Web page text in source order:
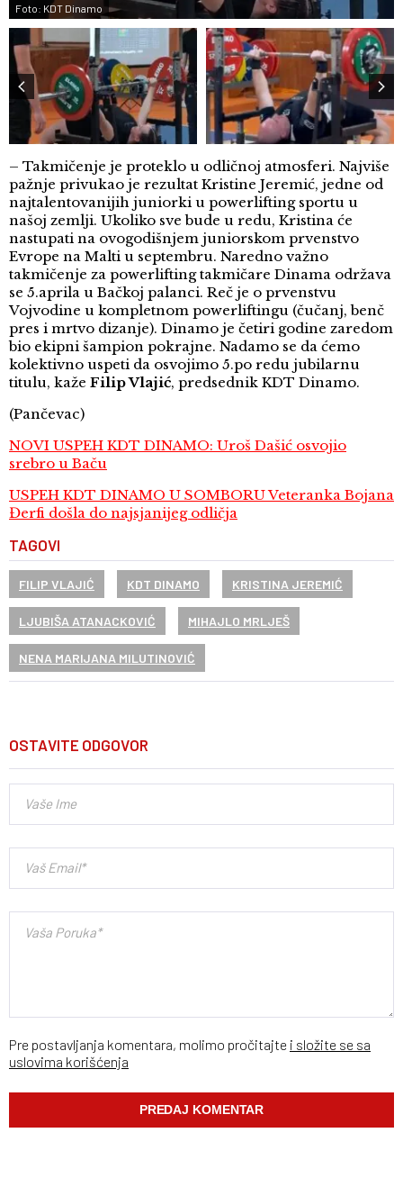
Foto: KDT Dinamo
– Takmičenje je proteklo u odličnoj atmosferi. Najviše
pažnje privukao je rezultat Kristine Jeremić, jedne od
najtalentovanijih juniorki u powerlifting sportu u
našoj zemlji. Ukoliko sve bude u redu, Kristina će
nastupati na ovogodišnjem juniorskom prvenstvo
Evrope na Malti u septembru. Naredno važno
takmičenje za powerlifting takmičare Dinama održava
se 5.aprila u Bačkoj palanci. Reč je o prvenstvu
Vojvodine u kompletnom powerliftingu (čučanj, benč
pres i mrtvo dizanje). Dinamo je četiri godine zaredom
bio ekipni šampion pokrajne. Nadamo se da ćemo
kolektivno uspeti da osvojimo 5.po redu jubilarnu
titulu, kaže Filip Vlajić, predsednik KDT Dinamo.
(Pančevac)
NOVI USPEH KDT DINAMO: Uroš Dašić osvojio
srebro u Baču
USPEH KDT DINAMO U SOMBORU Veteranka Bojana
Đerfi došla do najsjanijeg odličja
TAGOVI
FILIP VLAJIĆ KDT DINAMO KRISTINA JEREMIĆ
LJUBIŠA ATANACKOVIĆ MIHAJLO MRLJEŠ
NENA MARIJANA MILUTINOVIĆ
OSTAVITE ODGOVOR
Pre postavljanja komentara, molimo pročitajte i složite se sa
uslovima korišćenja